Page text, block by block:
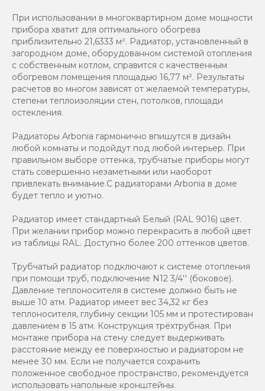
При использовании в многоквартирном доме мощности
прибора хватит для оптимального обогрева
приблизительно 21,6333 м². Радиатор, установленный в
загородном доме, оборудованном системой отопления
с собственным котлом, справится с качественным
обогревом помещения площадью 16,77 м². Результаты
расчетов во многом зависят от желаемой температуры,
степени теплоизоляции стен, потолков, площади
остекления.
Радиаторы Arbonia гармонично впишутся в дизайн
любой комнаты и подойдут под любой интерьер. При
правильном выборе оттенка, трубчатые приборы могут
стать совершенно незаметными или наоборот
привлекать внимание.С радиаторами Аrbonia в доме
будет тепло и уютно.
Радиатор имеет стандартный Белый (RAL 9016) цвет.
При желании прибор можно перекрасить в любой цвет
из таблицы RAL. Доступно более 200 оттенков цветов.
Трубчатый радиатор подключают к системе отопления
при помощи труб, подключение N12 3/4'' (боковое).
Давление теплоносителя в системе должно быть не
выше 10 атм. Радиатор имеет вес 34,32 кг без
теплоносителя, глубину секции 105 мм и протестирован
давлением в 15 атм. Конструкция трёхтрубная. При
монтаже прибора на стену следует выдерживать
расстояние между ее поверхностью и радиатором не
менее 30 мм. Если не получается сохранить
положенное свободное пространство, рекомендуется
использовать напольные кронштейны.